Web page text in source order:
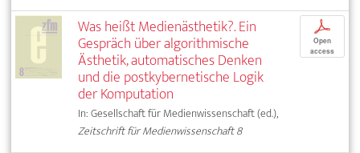
Was heißt Medienästhetik?. Ein
Gespräch über algorithmische
Ästhetik, automatisches Denken
und die postkybernetische Logik
der Komputation
In: Gesellschaft für Medienwissenschaft (ed.),
Zeitschrift für Medienwissenschaft 8
p
Open
access